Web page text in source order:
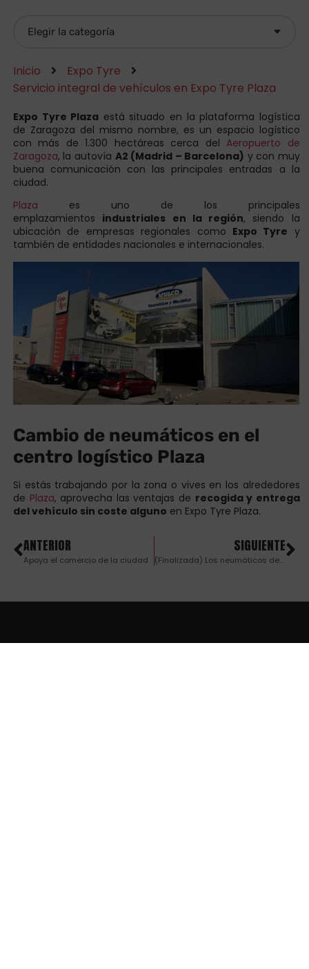
Inicio
Expo Tyre
Servicio integral de vehículos en Expo Tyre Plaza
Expo Tyre Plaza está situado en la plataforma logística
de Zaragoza del mismo nombre, es un espacio logístico
con más de 1.300 hectáreas cerca del Aeropuerto de
Zaragoza, la autovía A2 (Madrid – Barcelona) y con muy
buena comunicación con las principales entradas a la
ciudad.
Plaza es uno de los principales
emplazamientos industriales en la región, siendo la
ubicación de empresas regionales como Expo Tyre y
también de entidades nacionales e internacionales.
Cambio de neumáticos en el
centro logístico Plaza
Si estás trabajando por la zona o vives en los alrededores
de Plaza, aprovecha las ventajas de recogida y entrega
del vehículo sin coste alguno en Expo Tyre Plaza.
ANTERIOR
Apoya el comercio de la ciudad
SIGUIENTE
(Finalizada) Los neumáticos de Michelin vienen con tarjetas de regalo